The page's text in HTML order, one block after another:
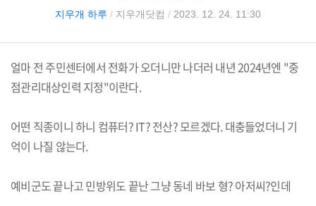
지우개 하루 / 지우개닷컴 / 2023. 12. 24. 11:30
얼마 전 주민센터에서 전화가 오더니만 나더러 내년 2024년엔 "중
점관리대상인력 지정"이란다.
어떤 직종이니 하니 컴퓨터? IT? 전산? 모르겠다. 대충들었더니 기
억이 나질 않는다.
예비군도 끝나고 민방위도 끝난 그냥 동네 바보 형? 아저씨?인데